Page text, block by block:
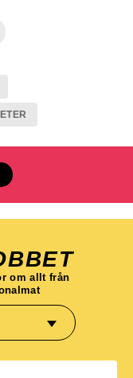
om allt från